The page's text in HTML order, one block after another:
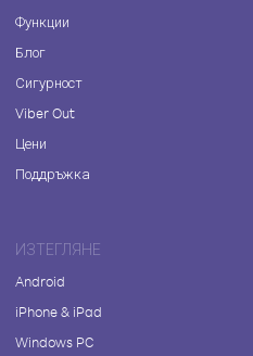
Функции
Блог
Сигурност
Viber Out
Цени
Поддръжка
ИЗТЕГЛЯНЕ
Android
iPhone & iPad
Windows PC